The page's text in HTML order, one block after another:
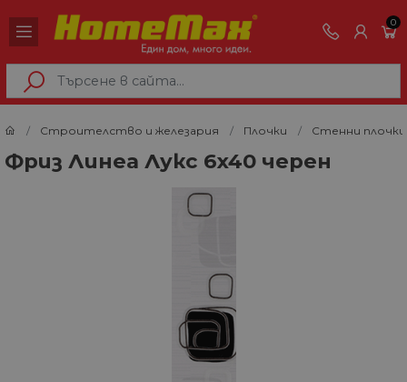
0
Строителство и железария Плочки Стенни плочки
Фриз Линеа Лукс 6x40 черен